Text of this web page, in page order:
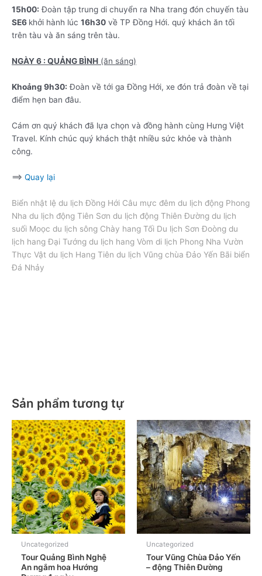
15h00: Đoàn tập trung di chuyển ra Nha trang đón chuyến tàu
SE6 khởi hành lúc 16h30 về TP Đồng Hới. quý khách ăn tối
trên tàu và ăn sáng trên tàu.
NGÀY 6 : QUẢNG BÌNH (ăn sáng)
Khoảng 9h30: Đoàn về tới ga Đồng Hới, xe đón trả đoàn về tại
điểm hẹn ban đâu.
Cám ơn quý khách đã lựa chọn và đồng hành cùng Hưng Việt
Travel. Kính chúc quý khách thật nhiều sức khỏe và thành
công.
==> Quay lại
Biển nhật lệ du lịch Đồng Hới Câu mực đêm du lịch động Phong
Nha du lịch động Tiên Sơn du lịch động Thiên Đường du lịch
suối Moọc du lịch sông Chày hang Tối Du lịch Sơn Đoòng du
lịch hang Đại Tướng du lịch hang Vòm di lịch Phong Nha Vườn
Thực Vật du lịch Hang Tiên du lịch Vũng chùa Đảo Yến Bãi biển
Đá Nhảy
Sản phẩm tương tự
Uncategorized
Tour Quảng Bình Nghệ
An ngắm hoa Hướng
Uncategorized
Tour Vũng Chùa Đảo Yến
– động Thiên Đường